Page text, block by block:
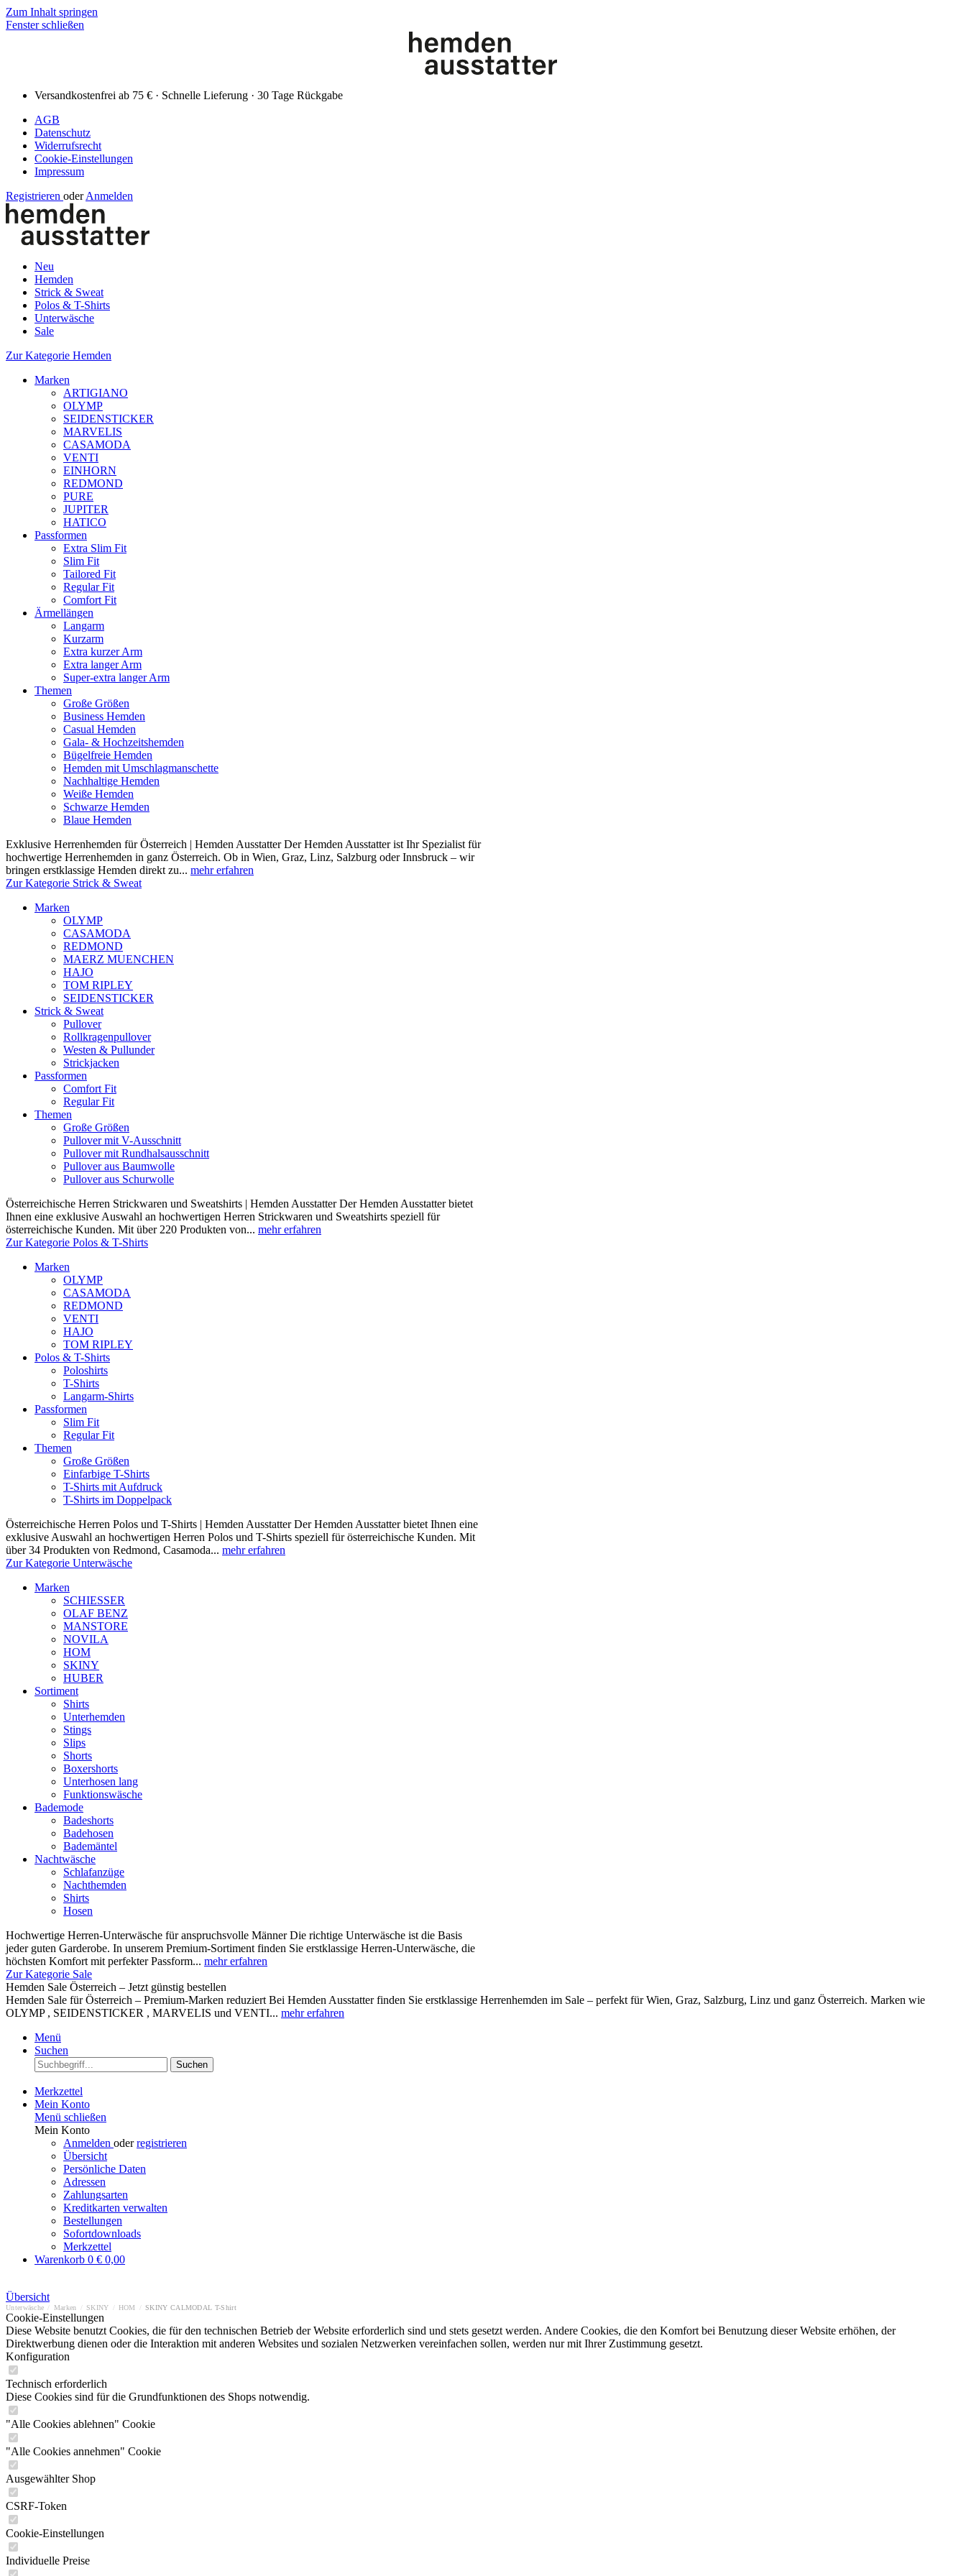
Zum Inhalt springen
Fenster schließen
Versandkostenfrei ab 75 € · Schnelle Lieferung · 30 Tage Rückgabe
AGB
Datenschutz
Widerrufsrecht
Cookie-Einstellungen
Impressum
Registrieren oder Anmelden
Neu
Hemden
Strick & Sweat
Polos & T-Shirts
Unterwäsche
Sale
Zur Kategorie Hemden
Marken
ARTIGIANO
OLYMP
SEIDENSTICKER
MARVELIS
CASAMODA
VENTI
EINHORN
REDMOND
PURE
JUPITER
HATICO
Passformen
Extra Slim Fit
Slim Fit
Tailored Fit
Regular Fit
Comfort Fit
Ärmellängen
Langarm
Kurzarm
Extra kurzer Arm
Extra langer Arm
Super-extra langer Arm
Themen
Große Größen
Business Hemden
Casual Hemden
Gala- & Hochzeitshemden
Bügelfreie Hemden
Hemden mit Umschlagmanschette
Nachhaltige Hemden
Weiße Hemden
Schwarze Hemden
Blaue Hemden
Exklusive Herrenhemden für Österreich | Hemden Ausstatter Der Hemden Ausstatter ist Ihr Spezialist für
hochwertige Herrenhemden in ganz Österreich. Ob in Wien, Graz, Linz, Salzburg oder Innsbruck – wir
bringen erstklassige Hemden direkt zu... mehr erfahren
Zur Kategorie Strick & Sweat
Marken
OLYMP
CASAMODA
REDMOND
MAERZ MUENCHEN
HAJO
TOM RIPLEY
SEIDENSTICKER
Strick & Sweat
Pullover
Rollkragenpullover
Westen & Pullunder
Strickjacken
Passformen
Comfort Fit
Regular Fit
Themen
Große Größen
Pullover mit V-Ausschnitt
Pullover mit Rundhalsausschnitt
Pullover aus Baumwolle
Pullover aus Schurwolle
Österreichische Herren Strickwaren und Sweatshirts | Hemden Ausstatter Der Hemden Ausstatter bietet
Ihnen eine exklusive Auswahl an hochwertigen Herren Strickwaren und Sweatshirts speziell für
österreichische Kunden. Mit über 220 Produkten von... mehr erfahren
Zur Kategorie Polos & T-Shirts
Marken
OLYMP
CASAMODA
REDMOND
VENTI
HAJO
TOM RIPLEY
Polos & T-Shirts
Poloshirts
T-Shirts
Langarm-Shirts
Passformen
Slim Fit
Regular Fit
Themen
Große Größen
Einfarbige T-Shirts
T-Shirts mit Aufdruck
T-Shirts im Doppelpack
Österreichische Herren Polos und T-Shirts | Hemden Ausstatter Der Hemden Ausstatter bietet Ihnen eine
exklusive Auswahl an hochwertigen Herren Polos und T-Shirts speziell für österreichische Kunden. Mit
über 34 Produkten von Redmond, Casamoda... mehr erfahren
Zur Kategorie Unterwäsche
Marken
SCHIESSER
OLAF BENZ
MANSTORE
NOVILA
HOM
SKINY
HUBER
Sortiment
Shirts
Unterhemden
Stings
Slips
Shorts
Boxershorts
Unterhosen lang
Funktionswäsche
Bademode
Badeshorts
Badehosen
Bademäntel
Nachtwäsche
Schlafanzüge
Nachthemden
Shirts
Hosen
Hochwertige Herren-Unterwäsche für anspruchsvolle Männer Die richtige Unterwäsche ist die Basis
jeder guten Garderobe. In unserem Premium-Sortiment finden Sie erstklassige Herren-Unterwäsche, die
höchsten Komfort mit perfekter Passform... mehr erfahren
Zur Kategorie Sale
Hemden Sale Österreich – Jetzt günstig bestellen
Hemden Sale für Österreich – Premium-Marken reduziert Bei Hemden Ausstatter finden Sie erstklassige Herrenhemden im Sale – perfekt für Wien, Graz, Salzburg, Linz und ganz Österreich. Marken wie
OLYMP , SEIDENSTICKER , MARVELIS und VENTI... mehr erfahren
Menü
Suchen
Suchen
Merkzettel
Mein Konto
Menü schließen
Mein Konto
Anmelden oderregistrieren
Übersicht
Persönliche Daten
Adressen
Zahlungsarten
Kreditkarten verwalten
Bestellungen
Sofortdownloads
Merkzettel
Warenkorb 0 € 0,00
Übersicht
Unterwäsche Marken SKINY HOM SKINY CALMODAL T-Shirt
Cookie-Einstellungen
Diese Website benutzt Cookies, die für den technischen Betrieb der Website erforderlich sind und stets gesetzt werden. Andere Cookies, die den Komfort bei Benutzung dieser Website erhöhen, der
Direktwerbung dienen oder die Interaktion mit anderen Websites und sozialen Netzwerken vereinfachen sollen, werden nur mit Ihrer Zustimmung gesetzt.
Konfiguration
Technisch erforderlich
Diese Cookies sind für die Grundfunktionen des Shops notwendig.
"Alle Cookies ablehnen" Cookie
"Alle Cookies annehmen" Cookie
Ausgewählter Shop
CSRF-Token
Cookie-Einstellungen
Individuelle Preise